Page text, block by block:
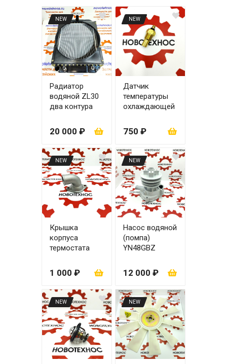
NEW
Радиатор
водяной ZL30
два контура
20 000 ₽
NEW
Датчик
температуры
охлаждающей
4RMAZG
750 ₽
NEW
Крышка
корпуса
термостата
SD4BW45,
SD4DW55
1 000 ₽
NEW
Насос водяной
(помпа)
YN48GBZ
12 000 ₽
NEW NEW